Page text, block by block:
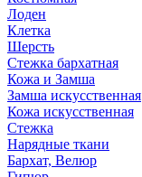
Лоден
Клетка
Шерсть
Стежка бархатная
Кожа и Замша
Замша искусственная
Кожа искусственная
Стежка
Нарядные ткани
Бархат, Велюр